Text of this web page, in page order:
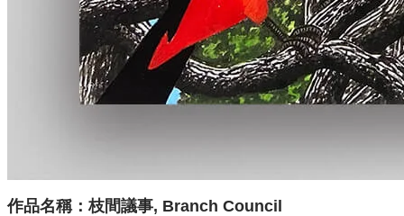
作品名稱：枝間議事, Branch Council